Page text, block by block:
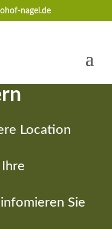
nagel.de
Location
Sie